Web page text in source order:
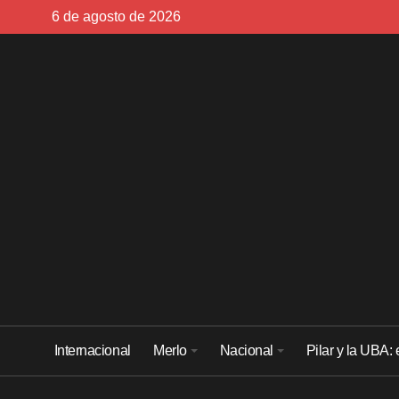
6 de agosto de 2026
Internacional Merlo Nacional Pilar y la UBA: